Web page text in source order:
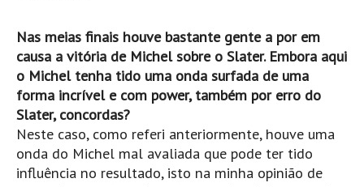
Nacional
Exclusivas
Guia De Praias
Norte
Grande Porto
Nas meias finais houve bastante gente a por em
causa a vitória de Michel sobre o Slater. Embora aqui
o Michel tenha tido uma onda surfada de uma
forma incrível e com power, também por erro do
Slater, concordas?
Neste caso, como referi anteriormente, houve uma
onda do Michel mal avaliada que pode ter tido
influência no resultado, isto na minha opinião de